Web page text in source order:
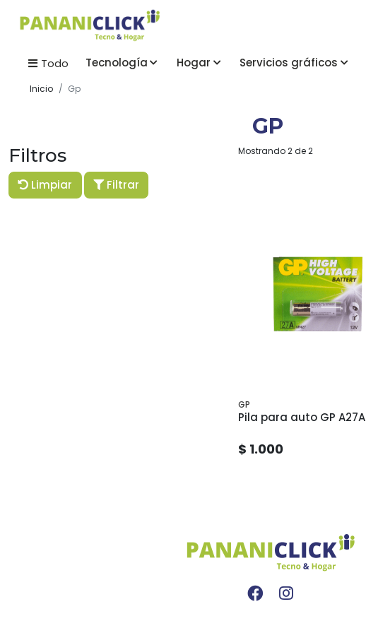
Todo Tecnología Hogar Servicios gráficos
Inicio Gp
GP
Filtros
Limpiar Filtrar
Mostrando 2 de 2
GP
Pila para auto GP A27A
$ 1.000